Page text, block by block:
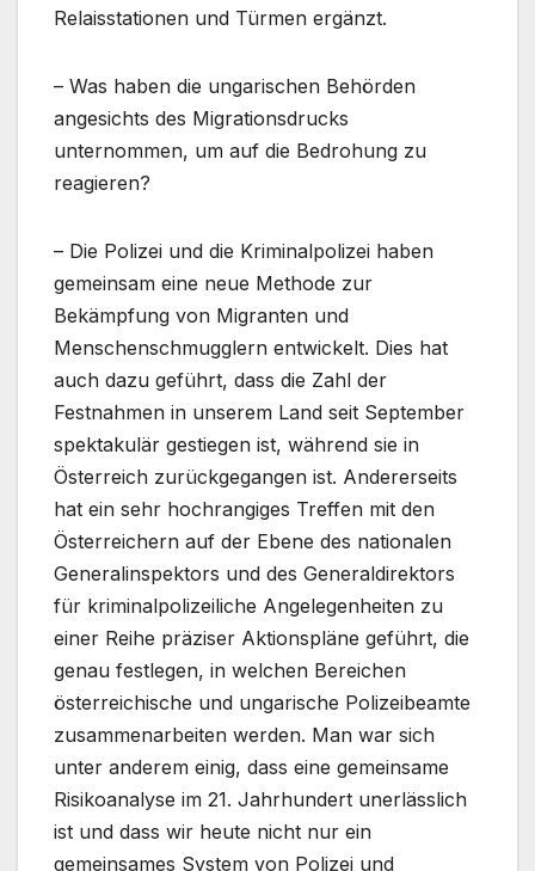
Relaisstationen und Türmen ergänzt.
– Was haben die ungarischen Behörden
angesichts des Migrationsdrucks
unternommen, um auf die Bedrohung zu
reagieren?
– Die Polizei und die Kriminalpolizei haben
gemeinsam eine neue Methode zur
Bekämpfung von Migranten und
Menschenschmugglern entwickelt. Dies hat
auch dazu geführt, dass die Zahl der
Festnahmen in unserem Land seit September
spektakulär gestiegen ist, während sie in
Österreich zurückgegangen ist. Andererseits
hat ein sehr hochrangiges Treffen mit den
Österreichern auf der Ebene des nationalen
Generalinspektors und des Generaldirektors
für kriminalpolizeiliche Angelegenheiten zu
einer Reihe präziser Aktionspläne geführt, die
genau festlegen, in welchen Bereichen
österreichische und ungarische Polizeibeamte
zusammenarbeiten werden. Man war sich
unter anderem einig, dass eine gemeinsame
Risikoanalyse im 21. Jahrhundert unerlässlich
ist und dass wir heute nicht nur ein
gemeinsames System von Polizei und